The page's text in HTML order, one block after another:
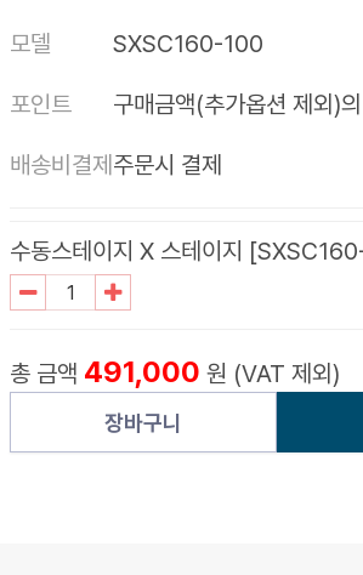
모델 SXSC160-100
포인트 구매금액(추가옵션 제외)
배송비결제 주문시 결제
수동스테이지 X 스테이지
총 금액 491,000 원 (VAT 제외)
장바구니